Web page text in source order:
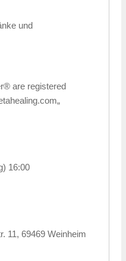
und
are registered
16:00
11, 69469 Weinheim